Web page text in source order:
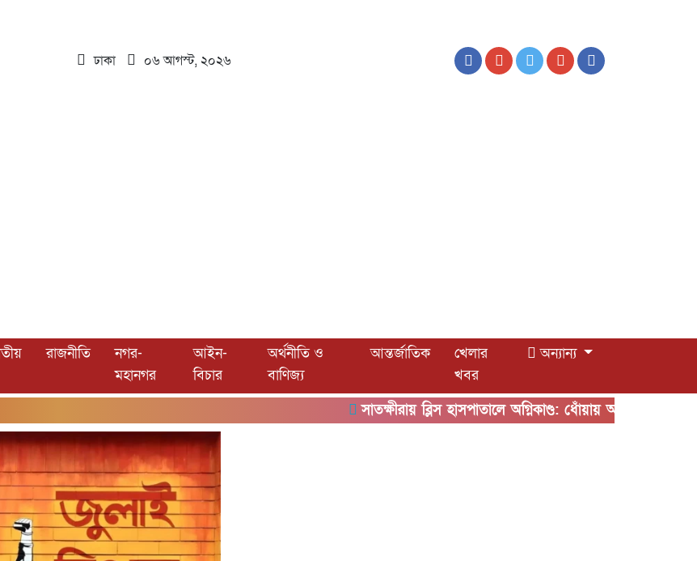
ঢাকা ০৬ আগস্ট, ২০২৬
রাজনীতি
নগর-
মহানগর
আইন-
বিচার
অর্থনীতি ও
বাণিজ্য
আন্তর্জাতিক
খেলার
খবর
অন্যান্য
সাতক্ষীরায় ব্লিস হাসপাতালে অগ্নিকাণ্ড: ধোঁয়ায় অসুস্থ অন্তত ৫০, রোগী